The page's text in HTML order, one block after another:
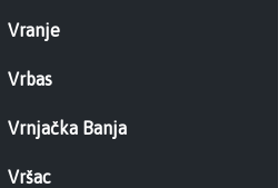
Vranje
Vrbas
Vrnjačka Banja
Vršac